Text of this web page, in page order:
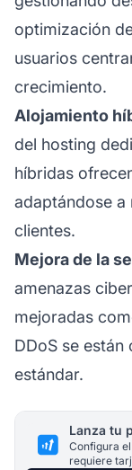
optimización
usuarios
crecimiento.
Alojamiento
del hosting
híbridas
adaptándose a
clientes.
Mejora de la
amenazas
mejoradas
DDoS se
estándar.
Lanza tu
Configura
requiere